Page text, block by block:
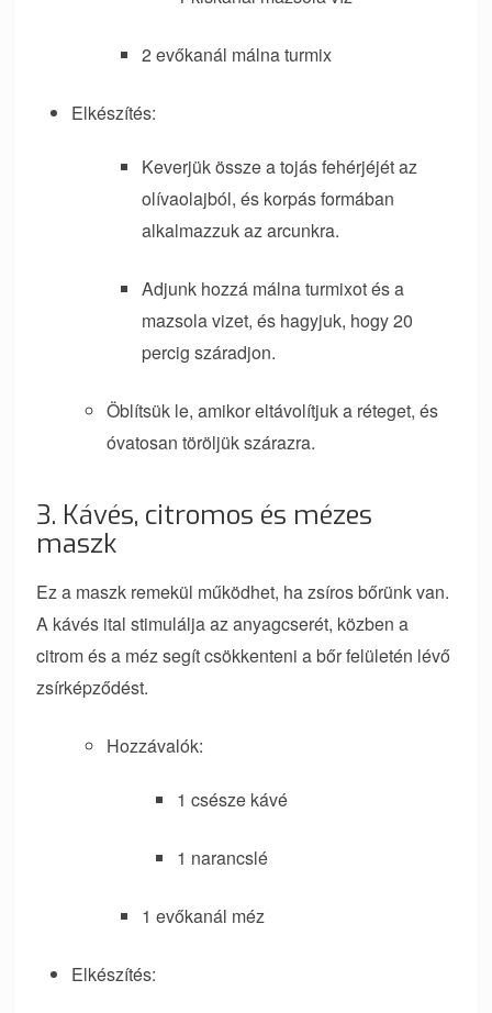
2 evőkanál málna turmix
Elkészítés:
Keverjük össze a tojás fehérjéjét az
olívaolajból, és korpás formában
alkalmazzuk az arcunkra.
Adjunk hozzá málna turmixot és a
mazsola vizet, és hagyjuk, hogy 20
percig száradjon.
Öblítsük le, amikor eltávolítjuk a réteget, és
óvatosan töröljük szárazra.
3. Kávés, citromos és mézes
maszk
Ez a maszk remekül működhet, ha zsíros bőrünk van.
A kávés ital stimulálja az anyagcserét, közben a
citrom és a méz segít csökkenteni a bőr felületén lévő
zsírképződést.
Hozzávalók:
1 csésze kávé
1 narancslé
1 evőkanál méz
Elkészítés: